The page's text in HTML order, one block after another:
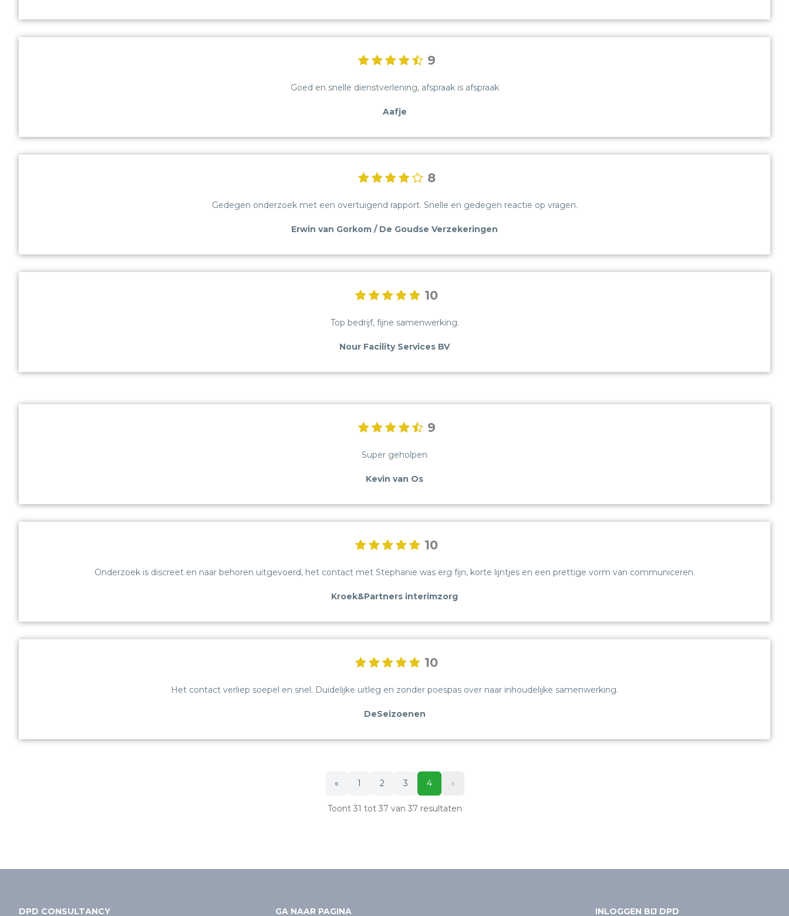
CONTACT
REVIEWS
BLOG
BEDRIJFSRECHERCHE
9
Goed en snelle dienstverlening, afspraak is afspraak
Aafje
8
Gedegen onderzoek met een overtuigend rapport. Snelle en gedegen reactie op vragen.
Erwin van Gorkom / De Goudse Verzekeringen
10
Top bedrijf, fijne samenwerking.
Nour Facility Services BV
9
Super geholpen
Kevin van Os
10
Onderzoek is discreet en naar behoren uitgevoerd, het contact met Stephanie was erg fijn, korte lijntjes en een prettige vorm van communiceren.
Kroek&Partners interimzorg
10
Het contact verliep soepel en snel. Duidelijke uitleg en zonder poespas over naar inhoudelijke samenwerking.
DeSeizoenen
« 1 2 3 4 »
Toont 31 tot 37 van 37 resultaten
DPD CONSULTANCY GA NAAR PAGINA INLOGGEN BIJ DPD